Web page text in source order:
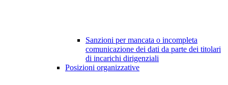
Sanzioni per mancata o incompleta
comunicazione dei dati da parte dei titolari
di incarichi dirigenziali
Posizioni organizzative